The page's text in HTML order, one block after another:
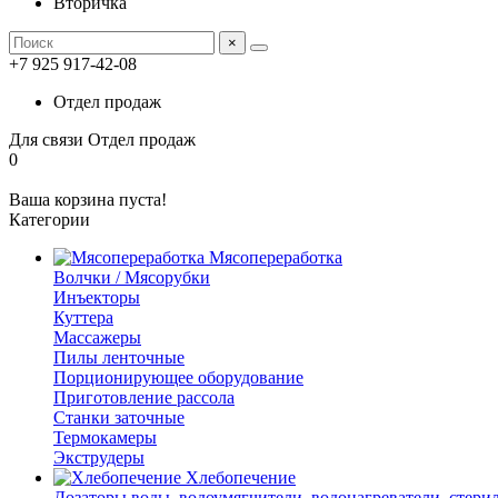
×
+7 925 917-42-08
Отдел продаж
Для связи Отдел продаж
0
Ваша корзина пуста!
Категории
Мясопереработка
Волчки / Мясорубки
Инъекторы
Куттера
Массажеры
Пилы ленточные
Порционирующее оборудование
Приготовление рассола
Станки заточные
Термокамеры
Экструдеры
Хлебопечение